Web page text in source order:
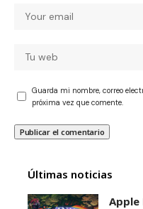
Guarda mi nombre, correo
próxima vez que comente.
Últimas noticias
Apple